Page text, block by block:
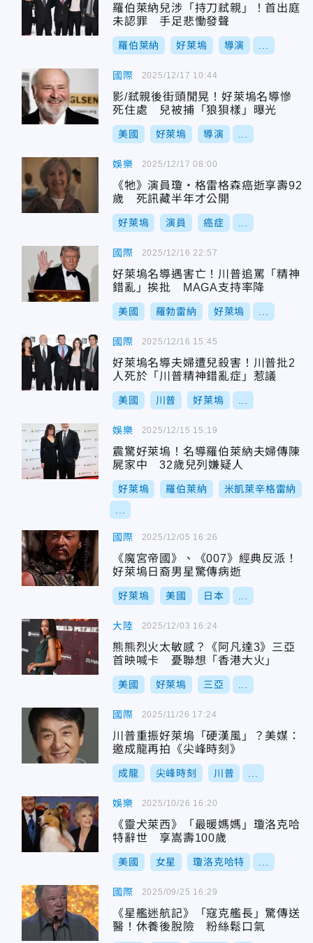
羅伯萊納兒涉「持刀弒親」！首出庭
未認罪 手足悲慟發聲
羅伯萊納 好萊塢 導演
國際
影/弒親後街頭閒晃！好萊塢名導慘
死住處 兒被捕「狼狽樣」曝光
美國 好萊塢 導演
2025/12/17 10:44
娛樂
《牠》演員瓊・格雷格森癌逝享壽92
歲 死訊藏半年才公開
好萊塢 演員 癌症
2025/12/17 08:00
國際
好萊塢名導遇害亡！川普追罵「精神
錯亂」挨批 MAGA支持率降
美國 羅勃雷納 好萊塢
2025/12/16 22:57
國際
好萊塢名導夫婦遭兒殺害！川普批2
人死於「川普精神錯亂症」惹議
美國 川普 好萊塢
2025/12/16 15:45
娛樂
震驚好萊塢！名導羅伯萊納夫婦傳陳
屍家中 32歲兒列嫌疑人
好萊塢 羅伯萊納 米凱萊辛格雷納
2025/12/15 15:19
國際
《魔宮帝國》、《007》經典反派！
好萊塢日裔男星驚傳病逝
好萊塢 美國 日本
2025/12/05 16:26
大陸
熊熊烈火太敏感？《阿凡達3》三亞
首映喊卡 憂聯想「香港大火」
美國 好萊塢 三亞
2025/12/03 16:24
國際
川普重振好萊塢「硬漢風」？美媒：
邀成龍再拍《尖峰時刻》
成龍 尖峰時刻 川普
2025/11/26 17:24
娛樂
《靈犬萊西》「最暖媽媽」瓊洛克哈
特辭世 享嵩壽100歲
美國 女星 瓊洛克哈特
2025/10/26 16:20
國際
《星艦迷航記》「寇克艦長」驚傳送
醫！休養後脫險 粉絲鬆口氣
2025/09/25 16:29